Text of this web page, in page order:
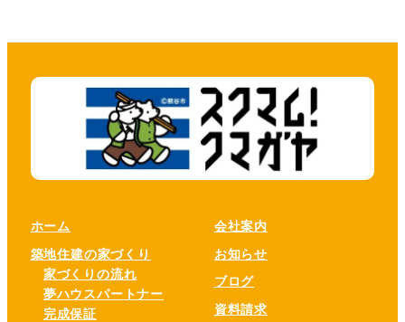
ホーム
築地住建の家づくり
家づくりの流れ
夢ハウスパートナー
完成保証
会社案内
お知らせ
ブログ
資料請求